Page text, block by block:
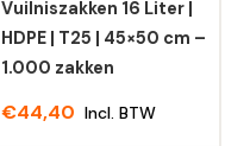
Vuilniszakken 16 Liter |
HDPE | T25 | 45×50 cm –
1.000 zakken
€44,40 Incl. BTW